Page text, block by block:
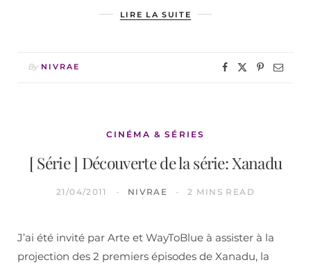
LIRE LA SUITE
By NIVRAE
CINÉMA & SÉRIES
[ Série ] Découverte de la série: Xanadu
21/04/2011 NIVRAE 2 MINS READ
J’ai été invité par Arte et WayToBlue à assister à la
projection des 2 premiers épisodes de Xanadu, la